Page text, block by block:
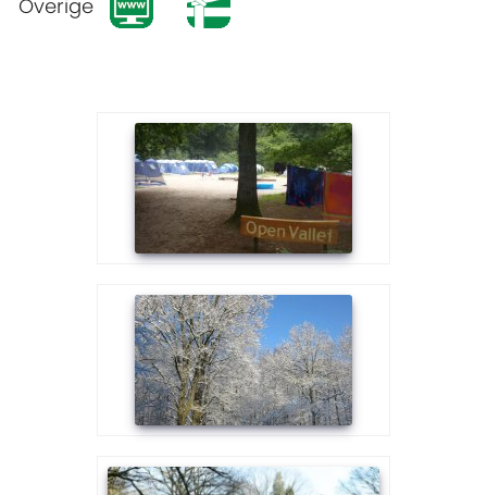
Overige